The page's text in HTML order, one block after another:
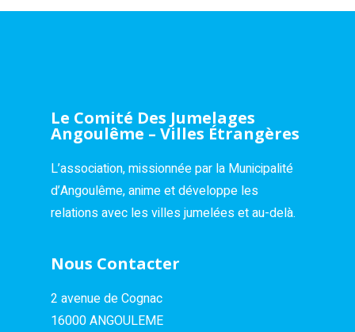
Le Comité Des Jumelages
Angoulême – Villes Étrangères
L’association, missionnée par la Municipalité
d’Angoulême, anime et développe les
relations avec les villes jumelées et au-delà.
Nous Contacter
2 avenue de Cognac
16000 ANGOULEME